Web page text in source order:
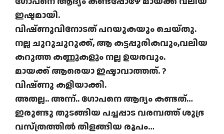
ഇഷ്ടമായി.
വിഷ്ണുവിനോടത് പറയുകയും ചെയ്തു.
നല്ല ചുറുചുറുക്ക്, ആ കട്ടപ്പുരികവും,വലിയ
കറുത്ത കണ്ണുകളും നല്ല ഉയരവും.
മായക്ക് ആരെയാ ഇഷ്ടാവാത്തത്. ?
വിഷ്ണു കളിയാക്കി.
അതല്ല.. അന്ന്.. ഗോപനെ ആദ്യം കണ്ടത്…
ഇരുണ്ടു തുടങ്ങിയ പച്ചപ്പാട വരമ്പത്ത് ശുഭ്ര
വസ്ത്രത്തിൽ തിളങ്ങിയ രൂപം…